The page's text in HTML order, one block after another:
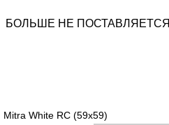
БОЛЬШЕ НЕ ПОСТАВЛЯЕТСЯ
Mitra White RC (59x59)